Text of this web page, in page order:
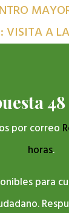
VISITA A
por correo
horas.
para